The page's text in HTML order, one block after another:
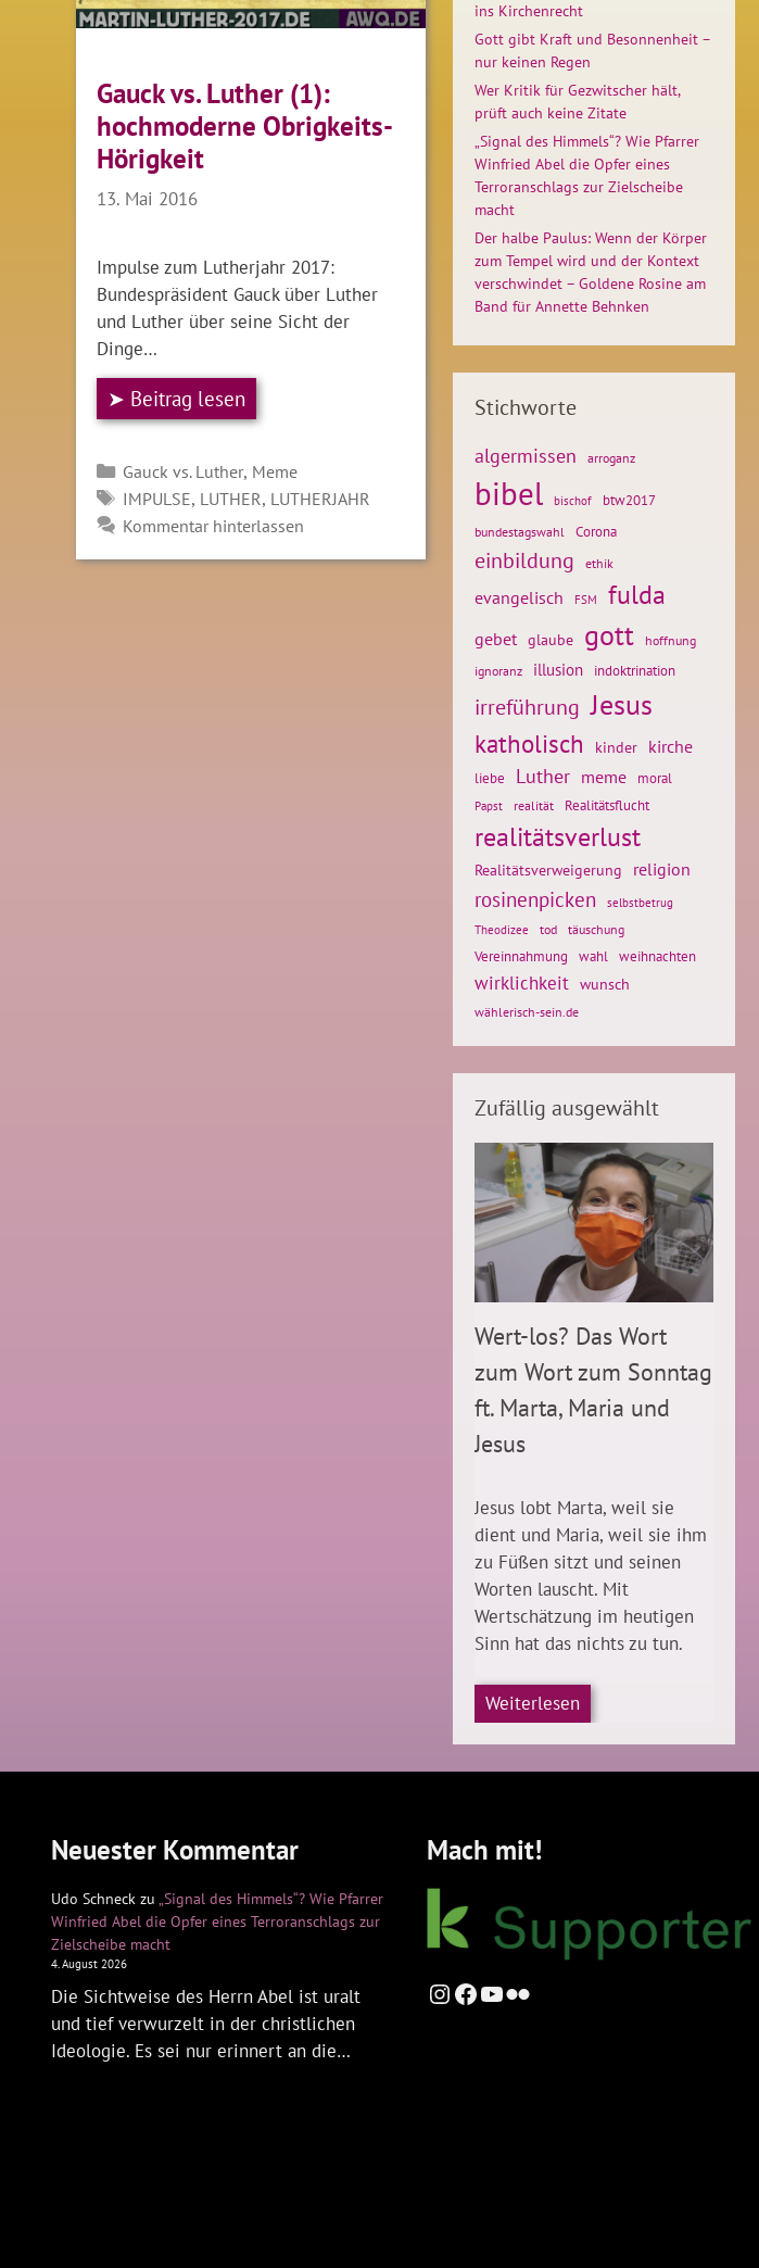
Gauck vs. Luther (1):
hochmoderne Obrigkeits-
Hörigkeit
13. Mai 2016
Impulse zum Lutherjahr 2017:
Bundespräsident Gauck über Luther
und Luther über seine Sicht der
Dinge…
➤ Beitrag lesen
Kategorien
Gauck vs. Luther, Meme
SCHLAGWÖRTER
IMPULSE, LUTHER, LUTHERJAHR
Kommentar hinterlassen
ins Kirchenrecht
Gott gibt Kraft und Besonnenheit –
nur keinen Regen
Wer Kritik für Gezwitscher hält,
prüft auch keine Zitate
„Signal des Himmels“? Wie Pfarrer
Winfried Abel die Opfer eines
Terroranschlags zur Zielscheibe
macht
Der halbe Paulus: Wenn der Körper
zum Tempel wird und der Kontext
verschwindet – Goldene Rosine am
Band für Annette Behnken
Stichworte
algermissen arroganz
bibel bischof btw2017
bundestagswahl Corona
einbildung ethik
evangelisch FSM fulda
gebet glaube gott
hoffnung
ignoranz
illusion indoktrination
irreführung Jesus
katholisch kinder kirche
liebe Luther meme moral
Papst realität Realitätsflucht
realitätsverlust
Realitätsverweigerung religion
rosinenpicken
selbstbetrug
Theodizee
tod täuschung
Vereinnahmung wahl weihnachten
wirklichkeit wunsch
wählerisch-sein.de
Zufällig ausgewählt
Wert-los? Das Wort
zum Wort zum Sonntag
ft. Marta, Maria und
Jesus
Jesus lobt Marta, weil sie
dient und Maria, weil sie ihm
zu Füßen sitzt und seinen
Worten lauscht. Mit
Wertschätzung im heutigen
Sinn hat das nichts zu tun.
Weiterlesen
Neuester Kommentar
Udo Schneck zu „Signal des Himmels“? Wie Pfarrer
Winfried Abel die Opfer eines Terroranschlags zur
Zielscheibe macht
4. August 2026
Die Sichtweise des Herrn Abel ist uralt
und tief verwurzelt in der christlichen
Ideologie. Es sei nur erinnert an die…
Mach mit!
Instagram
Facebook
YouTube
Flickr